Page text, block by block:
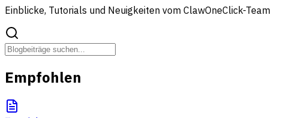
Einblicke, Tutorials und Neuigkeiten vom ClawOneClick-Team
Empfohlen